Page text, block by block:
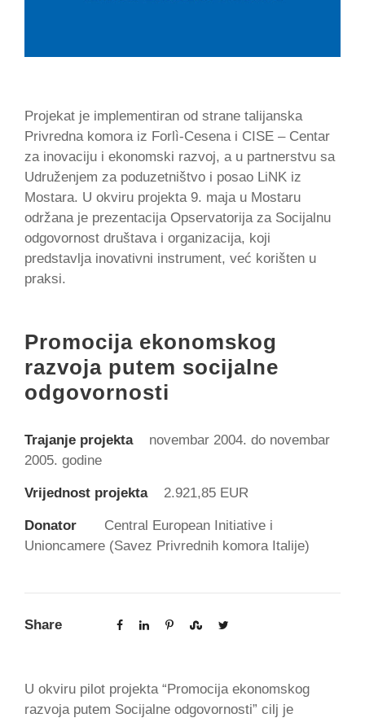
Projekat je implementiran od strane talijanska
Privredna komora iz Forlì-Cesena i CISE – Centar
za inovaciju i ekonomski razvoj, a u partnerstvu sa
Udruženjem za poduzetništvo i posao LiNK iz
Mostara. U okviru projekta 9. maja u Mostaru
održana je prezentacija Opservatorija za Socijalnu
odgovornost društava i organizacija, koji
predstavlja inovativni instrument, već korišten u
praksi.
Promocija ekonomskog
razvoja putem socijalne
odgovornosti
Trajanje projekta
novembar 2004. do novembar
2005. godine
Vrijednost projekta 2.921,85 EUR
Donator
Central European Initiative i
Unioncamere (Savez Privrednih komora Italije)
Share
U okviru pilot projekta “Promocija ekonomskog
razvoja putem Socijalne odgovornosti” cilj je